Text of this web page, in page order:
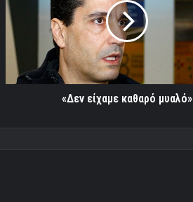
μυαλό»
«Δεν είχαμε καθαρό μυαλό»